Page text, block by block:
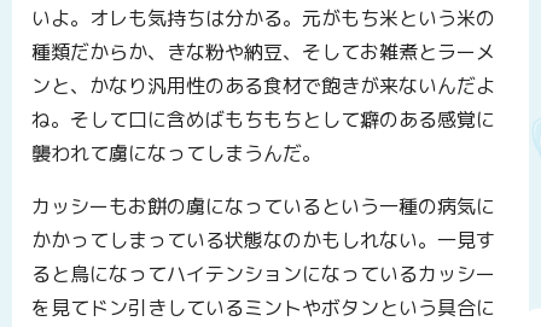
いよ。オレも気持ちは分かる。元がもち米という米の
種類だからか、きな粉や納豆、そしてお雑煮とラーメ
ンと、かなり汎用性のある食材で飽きが来ないんだよ
ね。そして口に含めばもちもちとして癖のある感覚に
襲われて虜になってしまうんだ。
カッシーもお餅の虜になっているという一種の病気に
かかってしまっている状態なのかもしれない。一見す
ると鳥になってハイテンションになっているカッシー
を見てドン引きしているミントやボタンという具合に